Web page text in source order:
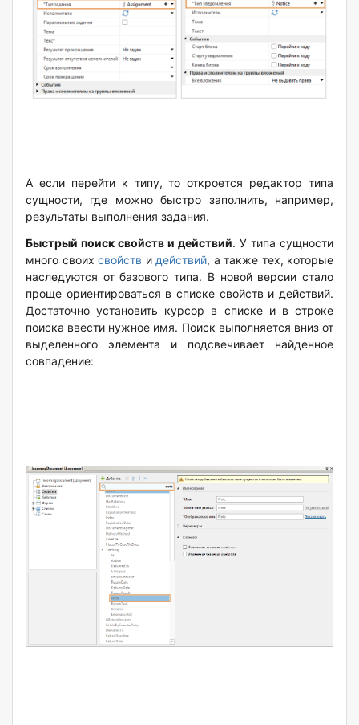
А если перейти к типу, то откроется редактор типа
сущности, где можно быстро заполнить, например,
результаты выполнения задания.
Быстрый поиск свойств и действий. У типа сущности
много своих свойств и действий, а также тех, которые
наследуются от базового типа. В новой версии стало
проще ориентироваться в списке свойств и действий.
Достаточно установить курсор в списке и в строке
поиска ввести нужное имя. Поиск выполняется вниз от
выделенного элемента и подсвечивает найденное
совпадение: